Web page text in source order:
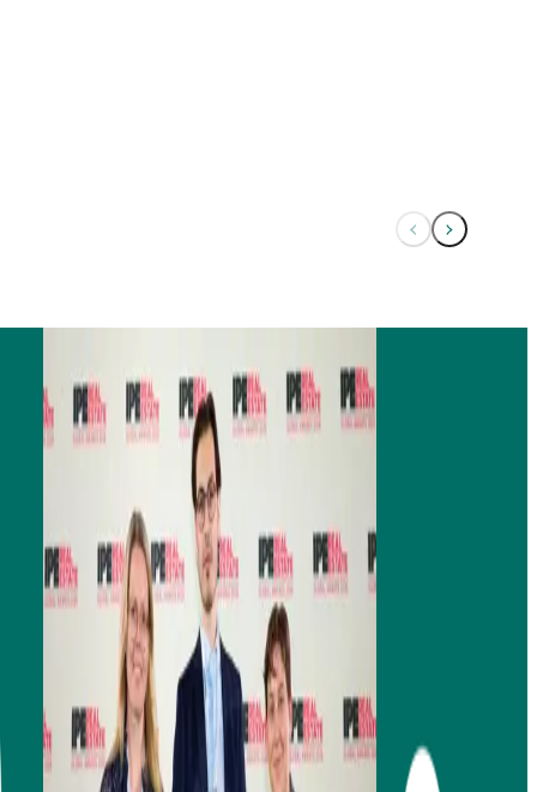
ForrigeNæste